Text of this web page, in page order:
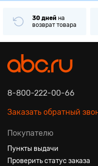
30 дней на
возврат товара
8-800-222-00-66
Заказать обратный
Покупателю
Пункты выдачи
Проверить статус заказа